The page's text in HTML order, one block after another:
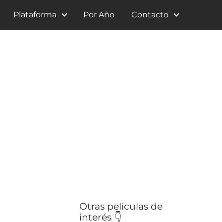
Plataforma Por Año Contacto
Otras películas de
interés 👇